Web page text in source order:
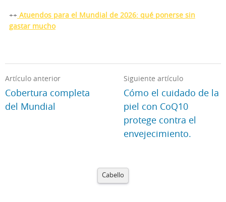
++ Atuendos para el Mundial de 2026: qué ponerse sin
gastar mucho
Artículo anterior
Cobertura completa
del Mundial
Siguiente artículo
Cómo el cuidado de la
piel con CoQ10
protege contra el
envejecimiento.
Cabello